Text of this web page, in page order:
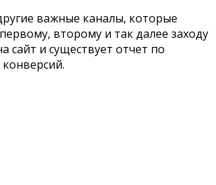
важные каналы, которые
второму и так далее заходу
сайт и существует отчет по